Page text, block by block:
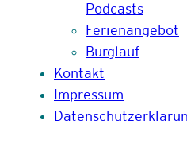
Podcasts
Ferienangebot
Burglauf
Kontakt
Impressum